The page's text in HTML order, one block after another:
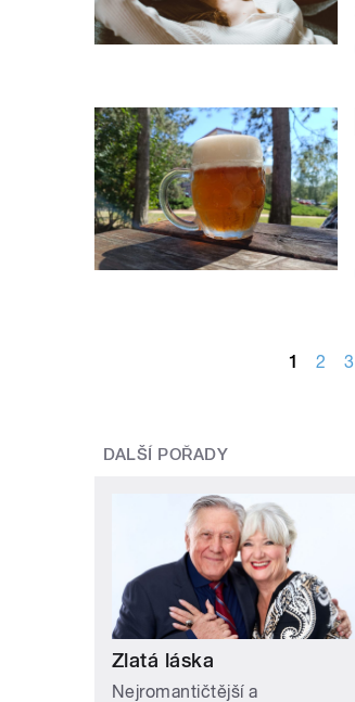
1 2 3
DALŠÍ POŘADY
Zlatá láska
Nejromantičtější a